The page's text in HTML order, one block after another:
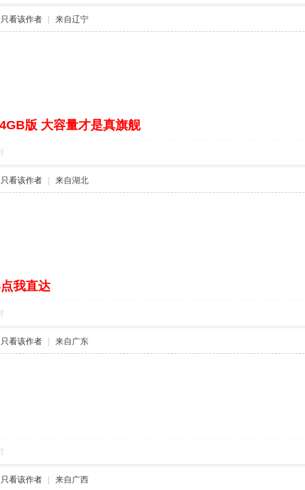
只看该作者 来自辽宁
版 大容量才是真旗舰
只看该作者 来自湖北
我直达
只看该作者 来自广东
只看该作者 来自广西